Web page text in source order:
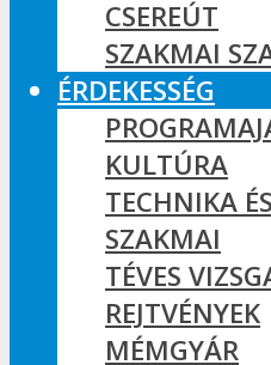
CSEREÚT
SZAKMAI
ÉRDEKESSÉG
KULTÚRA
TECHNIKA
SZAKMAI
TÉVES
REJTVÉNYEK
MÉMGYÁR